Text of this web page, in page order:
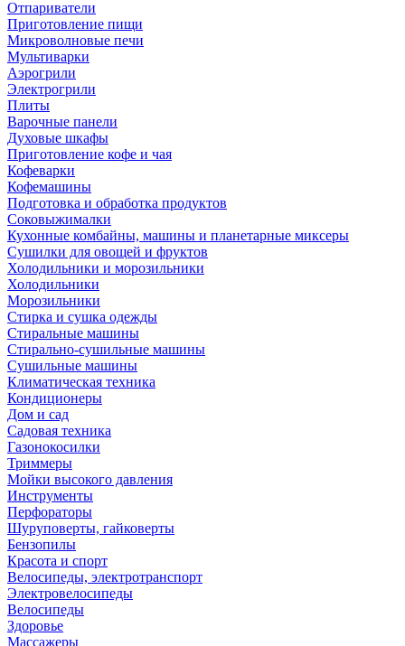
Отпариватели
Приготовление пищи
Микроволновые печи
Мультиварки
Аэрогрили
Электрогрили
Плиты
Варочные панели
Духовые шкафы
Приготовление кофе и чая
Кофеварки
Кофемашины
Подготовка и обработка продуктов
Соковыжималки
Кухонные комбайны, машины и планетарные миксеры
Сушилки для овощей и фруктов
Холодильники и морозильники
Холодильники
Морозильники
Стирка и сушка одежды
Стиральные машины
Стирально-сушильные машины
Сушильные машины
Климатическая техника
Кондиционеры
Дом и сад
Садовая техника
Газонокосилки
Триммеры
Мойки высокого давления
Инструменты
Перфораторы
Шуруповерты, гайковерты
Бензопилы
Красота и спорт
Велосипеды, электротранспорт
Электровелосипеды
Велосипеды
Здоровье
Массажеры